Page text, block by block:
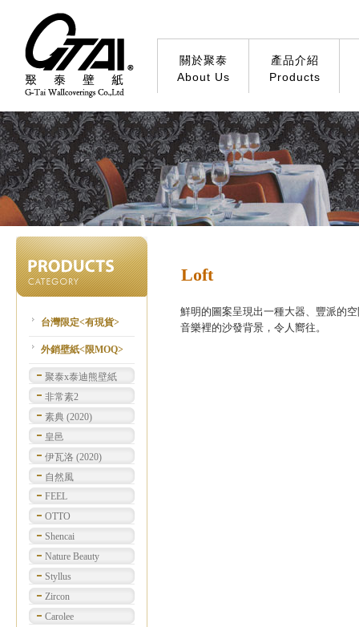
關於聚泰
About Us
產品介紹
Products
台灣限定<有現貨>
外銷壁紙<限MOQ>
聚泰x泰迪熊壁紙
非常素2
素典 (2020)
皇邑
伊瓦洛 (2020)
自然風
FEEL
OTTO
Shencai
Nature Beauty
Styllus
Zircon
Carolee
Loft
鮮明的圖案呈現出一種大器、豐派的
音樂裡的沙發背景，令人嚮往。